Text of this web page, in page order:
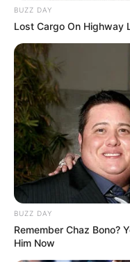
BUZZ DAY
Lost Cargo On Highway
BUZZ DAY
Remember Chaz Bono?
Him Now